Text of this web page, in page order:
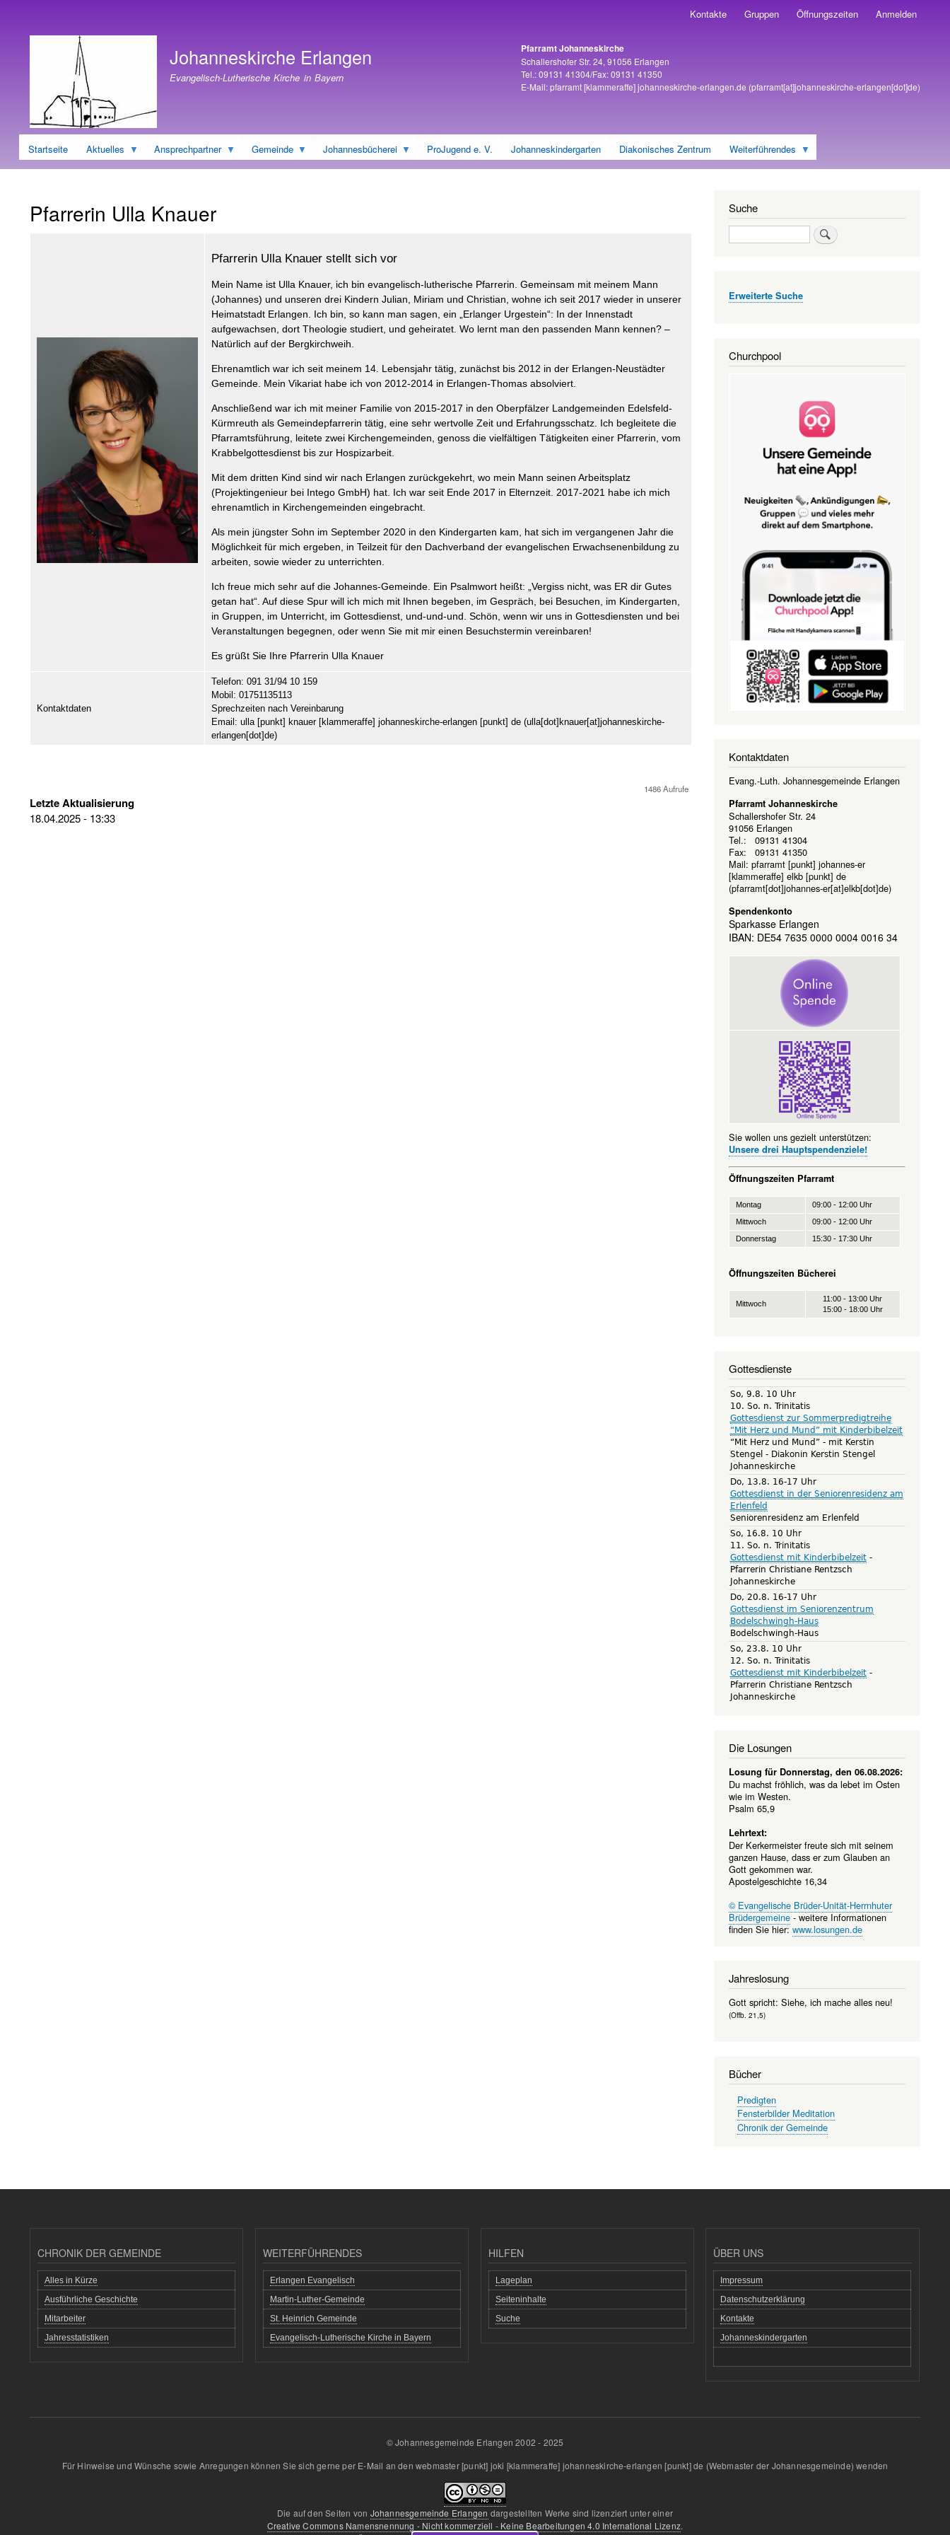
Kontakte Gruppen Öffnungszeiten Anmelden
Adresse
Pfarramt Johanneskirche
Schallershofer Str. 24, 91056 Erlangen
Tel.: 09131 41304/Fax: 09131 41350
E-Mail:pfarramt[klammeraffe]johanneskirche-erlangen.de (pfarramt[at]johanneskirche-erlangen[dot]de)
Johanneskirche Erlangen
Evangelisch-Lutherische Kirche in Bayern
Startseite Aktuelles Ansprechpartner Gemeinde Johannesbücherei ProJugend e. V. Johanneskindergarten Diakonisches Zentrum Weiterführendes
Pfarrerin Ulla Knauer
Pfarrerin Ulla Knauer stellt sich vor
Mein Name ist Ulla Knauer, ich bin evangelisch-lutherische Pfarrerin. Gemeinsam mit meinem Mann
(Johannes) und unseren drei Kindern Julian, Miriam und Christian, wohne ich seit 2017 wieder in unserer
Heimatstadt Erlangen. Ich bin, so kann man sagen, ein „Erlanger Urgestein“: In der Innenstadt
aufgewachsen, dort Theologie studiert, und geheiratet. Wo lernt man den passenden Mann kennen? –
Natürlich auf der Bergkirchweih.
Ehrenamtlich war ich seit meinem 14. Lebensjahr tätig, zunächst bis 2012 in der Erlangen-Neustädter
Gemeinde. Mein Vikariat habe ich von 2012-2014 in Erlangen-Thomas absolviert.
Anschließend war ich mit meiner Familie von 2015-2017 in den Oberpfälzer Landgemeinden Edelsfeld-
Kürmreuth als Gemeindepfarrerin tätig, eine sehr wertvolle Zeit und Erfahrungsschatz. Ich begleitete die
Pfarramtsführung, leitete zwei Kirchengemeinden, genoss die vielfältigen Tätigkeiten einer Pfarrerin, vom
Krabbelgottesdienst bis zur Hospizarbeit.
Mit dem dritten Kind sind wir nach Erlangen zurückgekehrt, wo mein Mann seinen Arbeitsplatz
(Projektingenieur bei Intego GmbH) hat. Ich war seit Ende 2017 in Elternzeit. 2017-2021 habe ich mich
ehrenamtlich in Kirchengemeinden eingebracht.
Als mein jüngster Sohn im September 2020 in den Kindergarten kam, hat sich im vergangenen Jahr die
Möglichkeit für mich ergeben, in Teilzeit für den Dachverband der evangelischen Erwachsenenbildung zu
arbeiten, sowie wieder zu unterrichten.
Ich freue mich sehr auf die Johannes-Gemeinde. Ein Psalmwort heißt: „Vergiss nicht, was ER dir Gutes
getan hat“. Auf diese Spur will ich mich mit Ihnen begeben, im Gespräch, bei Besuchen, im Kindergarten,
in Gruppen, im Unterricht, im Gottesdienst, und-und-und. Schön, wenn wir uns in Gottesdiensten und bei
Veranstaltungen begegnen, oder wenn Sie mit mir einen Besuchstermin vereinbaren!
Es grüßt Sie Ihre Pfarrerin Ulla Knauer
Kontaktdaten
Telefon: 091 31/94 10 159
Mobil: 01751135113
Sprechzeiten nach Vereinbarung
Email: ulla[punkt] knauer[klammeraffe] johanneskirche-erlangen [punkt] de (ulla[dot]knauer[at]johanneskirche-
erlangen[dot]de)
1486 Aufrufe
Letzte Aktualisierung
18.04.2025 - 13:33
Suche
Suche
Erweiterte Suche
Churchpool
Kontaktdaten
Evang.-Luth. Johannesgemeinde Erlangen
Pfarramt Johanneskirche
Schallershofer Str. 24
91056 Erlangen
Tel.: 09131 41304
Fax: 09131 41350
Mail: pfarramt[punkt] johannes-er
[klammeraffe] elkb[punkt] de
(pfarramt[dot]johannes-er[at]elkb[dot]de)
Spendenkonto
Sparkasse Erlangen
IBAN: DE54 7635 0000 0004 0016 34
Sie wollen uns gezielt unterstützen:
Unsere drei Hauptspendenziele!
Öffnungszeiten Pfarramt
Montag
09:00 - 12:00 Uhr
Mittwoch
09:00 - 12:00 Uhr
Donnerstag
15:30 - 17:30 Uhr
Öffnungszeiten Bücherei
Mittwoch
11:00 - 13:00 Uhr
15:00 - 18:00 Uhr
Gottesdienste
So, 9.8. 10 Uhr
10. So. n. Trinitatis
Gottesdienst zur Sommerpredigtreihe
“Mit Herz und Mund” mit Kinderbibelzeit
“Mit Herz und Mund” - mit Kerstin
Stengel
Diakonin Kerstin Stengel
Johanneskirche
Do, 13.8. 16-17 Uhr
Gottesdienst in der Seniorenresidenz am
Erlenfeld
Seniorenresidenz am Erlenfeld
So, 16.8. 10 Uhr
11. So. n. Trinitatis
Gottesdienst mit Kinderbibelzeit
Pfarrerin Christiane Rentzsch
Johanneskirche
Do, 20.8. 16-17 Uhr
Gottesdienst im Seniorenzentrum
Bodelschwingh-Haus
Bodelschwingh-Haus
So, 23.8. 10 Uhr
12. So. n. Trinitatis
Gottesdienst mit Kinderbibelzeit
Pfarrerin Christiane Rentzsch
Johanneskirche
Die Losungen
Losung für Donnerstag, den 06.08.2026:
Du machst fröhlich, was da lebet im Osten
wie im Westen.
Psalm 65,9
Lehrtext:
Der Kerkermeister freute sich mit seinem
ganzen Hause, dass er zum Glauben an
Gott gekommen war.
Apostelgeschichte 16,34
© Evangelische Brüder-Unität-Herrnhuter
Brüdergemeine- weitere Informationen
finden Sie hier:www.losungen.de
Jahreslosung
Gott spricht: Siehe, ich mache alles neu!
(Offb. 21,5)
Bücher
Predigten
Fensterbilder Meditation
Chronik der Gemeinde
CHRONIK DER GEMEINDE
Alles in Kürze
Ausführliche Geschichte
Mitarbeiter
Jahresstatistiken
WEITERFÜHRENDES
Erlangen Evangelisch
Martin-Luther-Gemeinde
St. Heinrich Gemeinde
Evangelisch-Lutherische Kirche in Bayern
HILFEN
Lageplan
Seiteninhalte
Suche
ÜBER UNS
Impressum
Datenschutzerklärung
Kontakte
Johanneskindergarten
© Johannesgemeinde Erlangen 2002 - 2025
Für Hinweise und Wünsche sowie Anregungen können Sie sich gerne per E-Mail an denwebmaster[punkt] joki [klammeraffe] johanneskirche-erlangen [punkt]de (Webmaster der Johannesgemeinde) wenden
Die auf den Seiten von Johannesgemeinde Erlangen dargestellten Werke sind lizenziert unter einer
Creative Commons Namensnennung - Nicht kommerziell - Keine Bearbeitungen 4.0 International Lizenz.